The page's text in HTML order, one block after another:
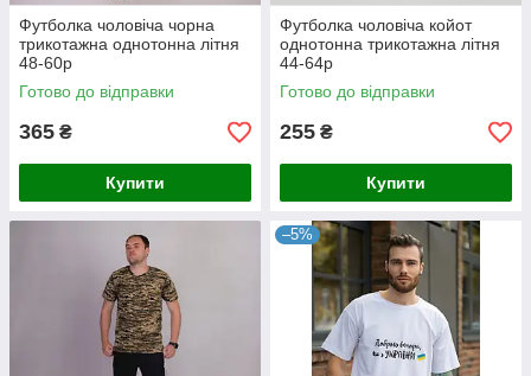
Футболка чоловіча чорна
трикотажна однотонна літня
48-60р
Готово до відправки
365 ₴
Купити
Футболка чоловіча койот
однотонна трикотажна літня
44-64р
Готово до відправки
255 ₴
Купити
–5%